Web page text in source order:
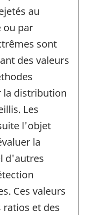
au
ou par
sont
des valeurs
la distribution
Les
l'objet
la
d'autres
Ces valeurs
ratios et des